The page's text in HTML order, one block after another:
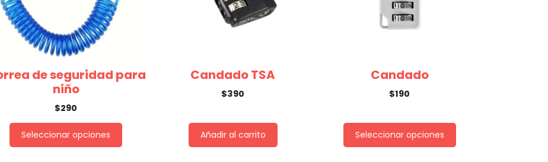
de seguridad para
niño
$290
Seleccionar opciones
Candado TSA
$390
Añadir al carrito
Candado
$190
Seleccionar opciones